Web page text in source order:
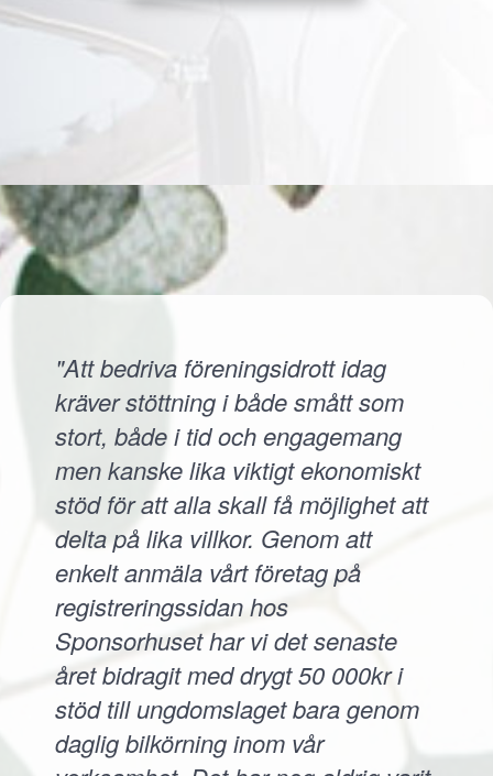
"Att bedriva föreningsidrott idag
kräver stöttning i både smått som
stort, både i tid och engagemang
men kanske lika viktigt ekonomiskt
stöd för att alla skall få möjlighet att
delta på lika villkor. Genom att
enkelt anmäla vårt företag på
registreringssidan hos
Sponsorhuset har vi det senaste
året bidragit med drygt 50 000kr i
stöd till ungdomslaget bara genom
daglig bilkörning inom vår